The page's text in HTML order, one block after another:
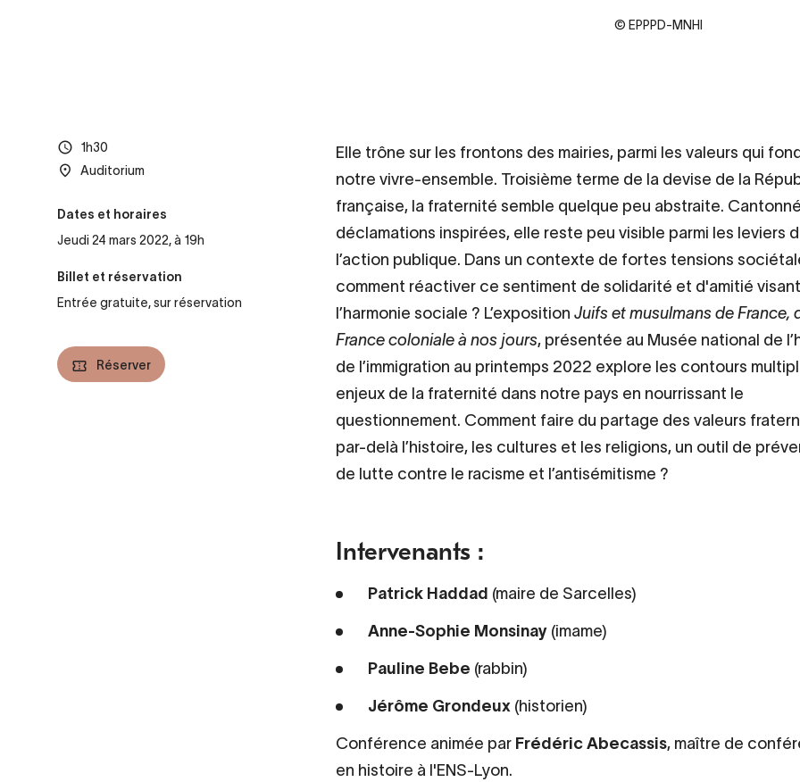
© EPPPD-MNHI
1h30
Auditorium
Dates et horaires
Jeudi 24 mars 2022, à 19h
Billet et réservation
Entrée gratuite, sur réservation
Réserver
Elle trône sur les frontons des mairies, parmi les valeurs qui
notre vivre-ensemble. Troisième terme de la devise de la
française, la fraternité semble quelque peu abstraite.
déclamations inspirées, elle reste peu visible parmi les leviers
l’action publique. Dans un contexte de fortes tensions
comment réactiver ce sentiment de solidarité et d'amitié visant
l’harmonie sociale ? L’exposition Juifs et musulmans de France,
France coloniale à nos jours, présentée au Musée national de
de l’immigration au printemps 2022 explore les contours
enjeux de la fraternité dans notre pays en nourrissant le
questionnement. Comment faire du partage des valeurs
par-delà l’histoire, les cultures et les religions, un outil de
de lutte contre le racisme et l’antisémitisme ?
Intervenants :
Patrick Haddad (maire de Sarcelles)
Anne-Sophie Monsinay (imame)
Pauline Bebe (rabbin)
Jérôme Grondeux (historien)
Conférence animée par Frédéric Abecassis, maître de
en histoire à l'ENS-Lyon.